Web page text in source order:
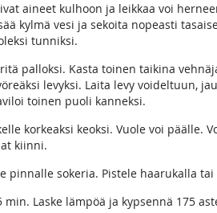
aineet kulhoon ja leikkaa voi
kylmä vesi ja sekoita nopeasti
tunniksi.
palloksi. Kasta toinen taikina
levyksi. Laita levy voideltuun,
toinen puoli kanneksi.
korkeaksi keoksi. Vuole voi päälle.
kiinni.
pinnalle sokeria. Pistele haarukalla
min. Laske lämpöä ja kypsennä 175